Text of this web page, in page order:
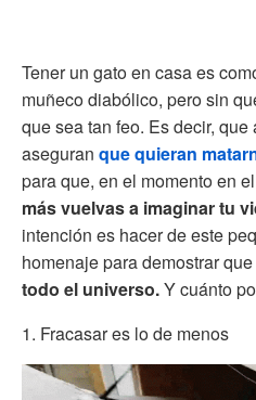
Tener un gato en casa es
muñeco diabólico, pero sin
que sea tan feo. Es decir,
aseguran que quieran
para que, en el momento en
más vuelvas a imaginar tu
intención es hacer de este
homenaje para demostrar que
todo el universo.Y cuánto
1. Fracasar es lo de menos